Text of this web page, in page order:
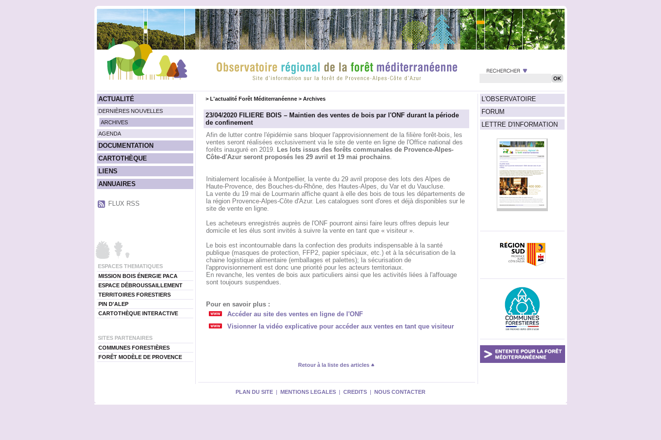
ACTUALITÉ
DERNIÈRES NOUVELLES
ARCHIVES
AGENDA
DOCUMENTATION
CARTOTHÈQUE
LIENS
ANNUAIRES
FLUX RSS
ESPACES THEMATIQUES
MISSION BOIS ÉNERGIE PACA
ESPACE DÉBROUSSAILLEMENT
TERRITOIRES FORESTIERS
PIN D'ALEP
CARTOTHÈQUE INTERACTIVE
SITES PARTENAIRES
COMMUNES FORESTIÈRES
FORÊT MODÈLE DE PROVENCE
L'OBSERVATOIRE
FORUM
LETTRE D'INFORMATION
> L'actualité Forêt Méditerranéenne> Archives
23/04/2020 FILIERE BOIS – Maintien des ventes de bois par l'ONF durant la période
de confinement
Afin de lutter contre l'épidémie sans bloquer l'approvisionnement de la filière forêt-bois, les
ventes seront réalisées exclusivement via le site de vente en ligne de l'Office national des
forêts inauguré en 2019. Les lots issus des forêts communales de Provence-Alpes-
Côte-d'Azur seront proposés les 29 avril et 19 mai prochains.
Initialement localisée à Montpellier, la vente du 29 avril propose des lots des Alpes de
Haute-Provence, des Bouches-du-Rhône, des Hautes-Alpes, du Var et du Vaucluse.
La vente du 19 mai de Lourmarin affiche quant à elle des bois de tous les départements de
la région Provence-Alpes-Côte d'Azur. Les catalogues sont d'ores et déjà disponibles sur le
site de vente en ligne.
Les acheteurs enregistrés auprès de l'ONF pourront ainsi faire leurs offres depuis leur
domicile et les élus sont invités à suivre la vente en tant que « visiteur ».
Le bois est incontournable dans la confection des produits indispensable à la santé
publique (masques de protection, FFP2, papier spéciaux, etc.) et à la sécurisation de la
chaine logistique alimentaire (emballages et palettes); la sécurisation de
l'approvisionnement est donc une priorité pour les acteurs territoriaux.
En revanche, les ventes de bois aux particuliers ainsi que les activités liées à l'affouage
sont toujours suspendues.
Pour en savoir plus :
Accéder au site des ventes en ligne de l'ONF
Visionner la vidéo explicative pour accéder aux ventes en tant que visiteur
Retour à la liste des articles
PLAN DU SITE | MENTIONS LEGALES | CREDITS | NOUS CONTACTER